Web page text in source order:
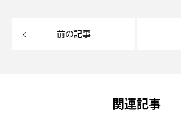
前の記事
関連記事